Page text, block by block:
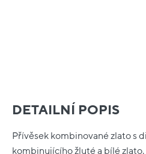
DETAILNÍ POPIS
Přívěsek kombinované zlato s
kombinujícího žluté a bílé zlato.